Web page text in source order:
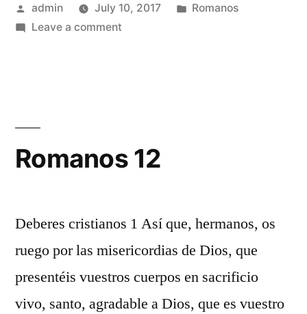
Posted
by
admin July 10, 2017
Posted
Romanos
Leave a commenton
Romanos 12
Deberes cristianos 1 Así que, hermanos, os
ruego por las misericordias de Dios, que
presentéis vuestros cuerpos en sacrificio
vivo, santo, agradable a Dios, que es vuestro